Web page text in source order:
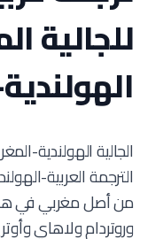
للجالية
الجالية الهولندية-
من أصل مغربي في
وروتردام ولاهاي